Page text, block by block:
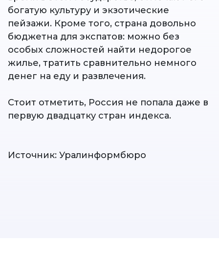
богатую культуру и экзотические
пейзажи. Кроме того, страна довольно
бюджетна для экспатов: можно без
особых сложностей найти недорогое
жилье, тратить сравнительно немного
денег на еду и развлечения.
Стоит отметить, Россия не попала даже в
первую двадцатку стран индекса.
Источник: Уралинформбюро